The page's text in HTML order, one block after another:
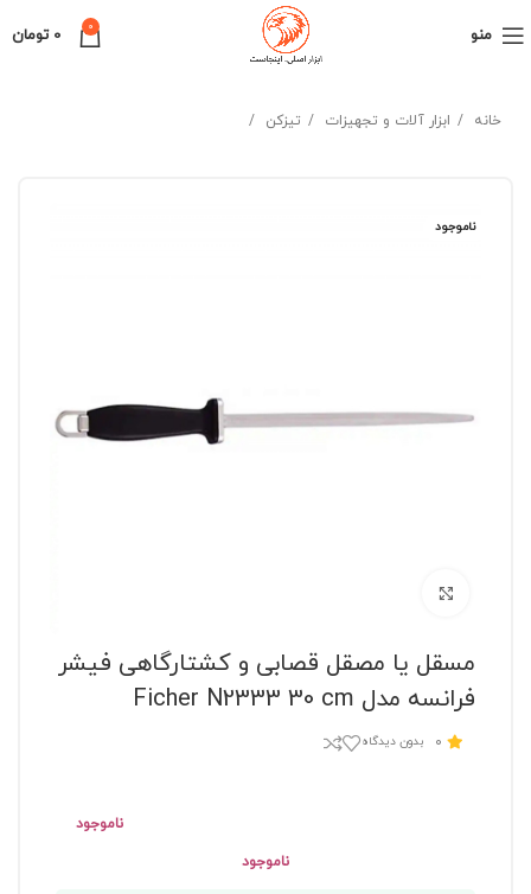
منو 0
0 تومان
خانه ابزار آلات و تجهیزات تیزکن
ناموجود
مسقل یا مصقل قصابی و کشتارگاهی فیشر
فرانسه مدل Ficher N2333 30 cm
0 بدون دیدگاه
ناموجود
ناموجود